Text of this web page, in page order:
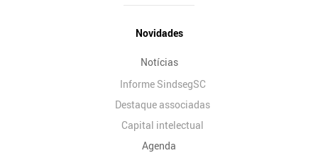
Novidades
Notícias
Informe SindsegSC
Destaque associadas
Capital intelectual
Agenda